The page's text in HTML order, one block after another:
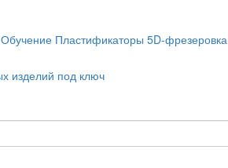
Обучение Пластификаторы 5D-фрезеровка